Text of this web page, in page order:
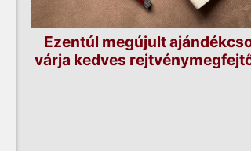
Ezentúl megújult
várja kedves